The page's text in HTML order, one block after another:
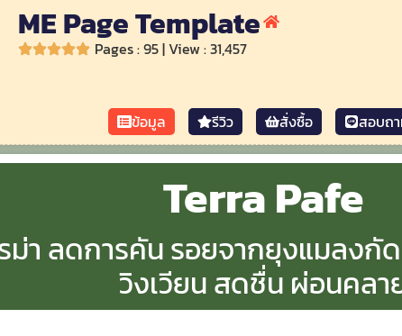
ME Page Template
Pages : 95 | View : 31,457
ข้อมูล รีวิว สั่งซื้อ สอบถ
Terra Pafe
ม่า ลดการคัน รอยจากยุงแมลงกั
วิงเวียน สดชื่น ผ่อนคลา